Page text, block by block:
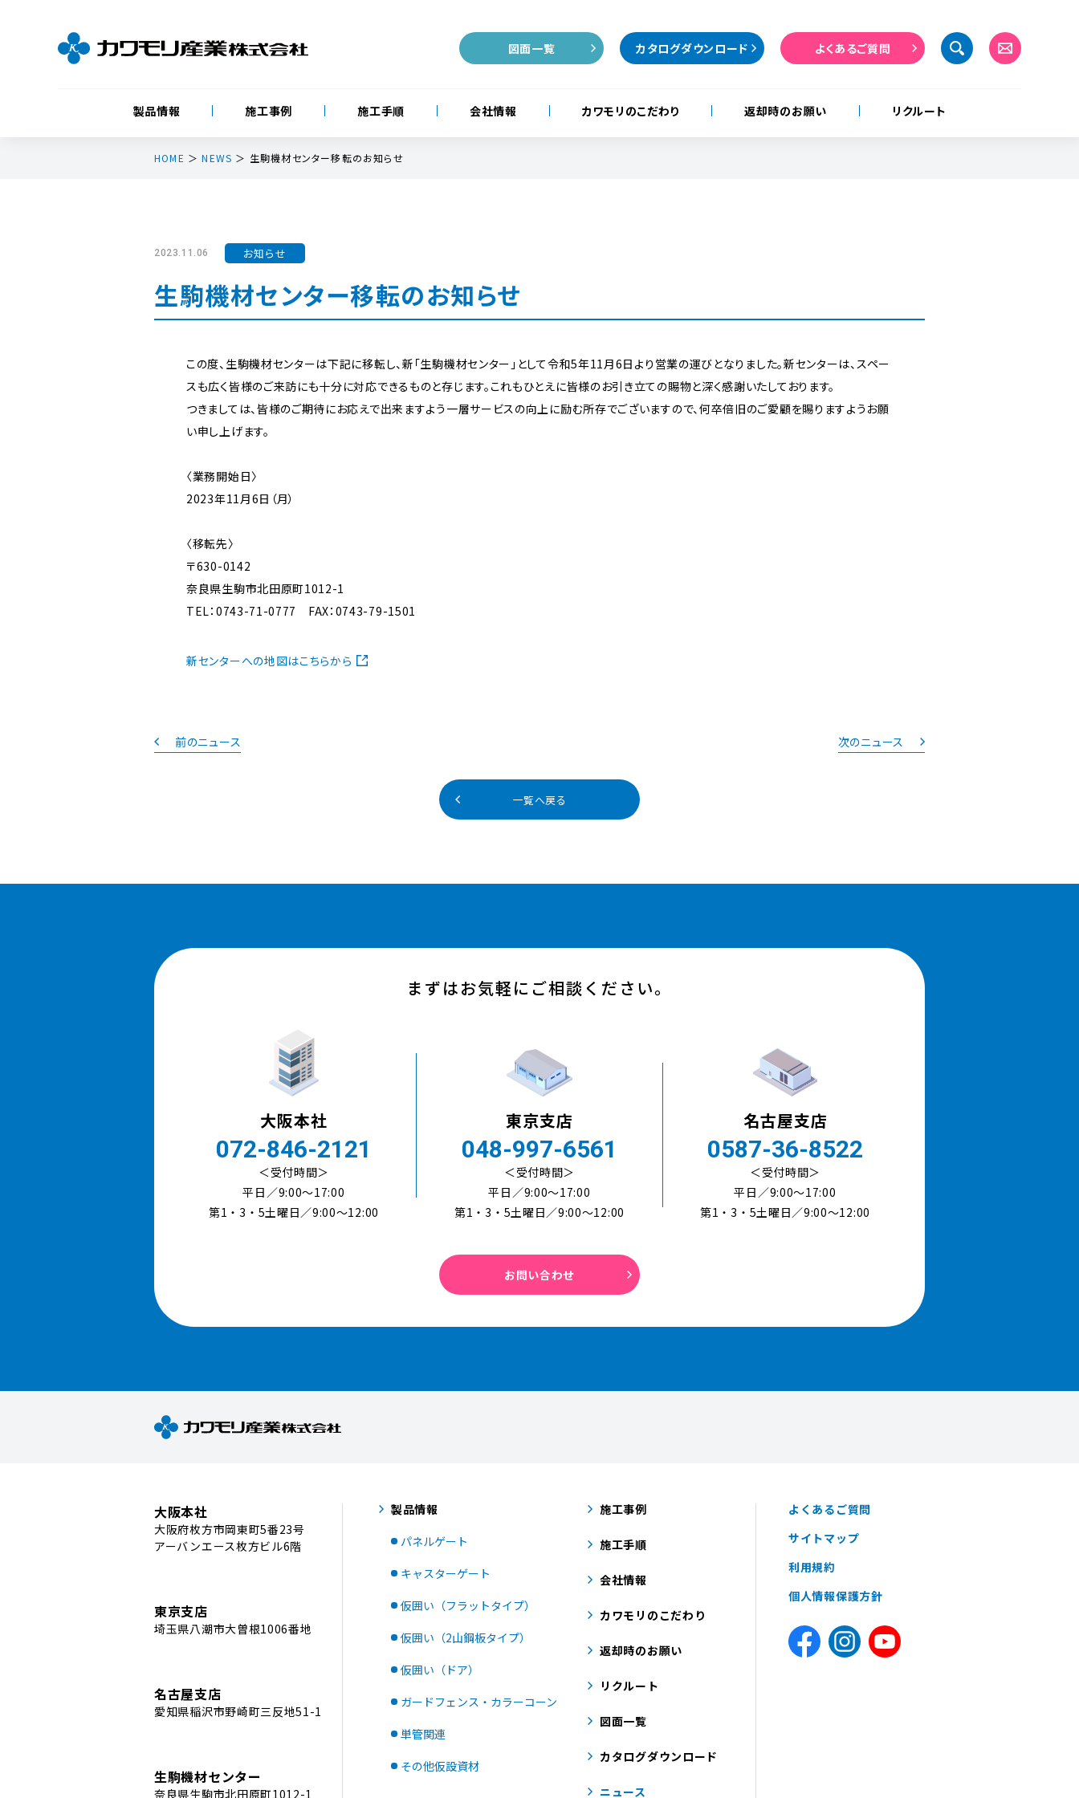
図面一覧 カタログダウンロード よくあるご質問
製品情報 施工事例 施工手順 会社情報 カワモリのこだわり 返却時のお願い リクルート
HOME ＞NEWS ＞ 生駒機材センター移転のお知らせ
2023.11.06 お知らせ
生駒機材センター移転のお知らせ
この度、生駒機材センターは下記に移転し、新「生駒機材センター」として令和5年11月6日より営業の運びとなりました。新センターは、スペー
スも広く皆様のご来訪にも十分に対応できるものと存じます。これもひとえに皆様のお引き立ての賜物と深く感謝いたしております。
つきましては、皆様のご期待にお応えで出来ますよう一層サービスの向上に励む所存でございますので、何卒倍旧のご愛顧を賜りますようお願
い申し上げます。
〈業務開始日〉
2023年11月6日（月）
〈移転先〉
〒630-0142
奈良県生駒市北田原町1012-1
TEL：0743-71-0777 FAX：0743-79-1501
新センターへの地図はこちらから
前のニュース 次のニュース
一覧へ戻る
まずはお気軽にご相談ください。
大阪本社
072-846-2121
＜受付時間＞
平日／9:00〜17:00
第1・3・5土曜日／9:00～12:00
東京支店
048-997-6561
＜受付時間＞
平日／9:00〜17:00
第1・3・5土曜日／9:00～12:00
名古屋支店
0587-36-8522
＜受付時間＞
平日／9:00〜17:00
第1・3・5土曜日／9:00～12:00
お問い合わせ
大阪本社
大阪府枚方市岡東町5番23号
アーバンエース枚方ビル6階
東京支店
埼玉県八潮市大曽根1006番地
名古屋支店
愛知県稲沢市野崎町三反地51-1
生駒機材センター
奈良県生駒市北田原町1012-1
製品情報
パネルゲート
キャスターゲート
仮囲い（フラットタイプ）
仮囲い（2山鋼板タイプ）
仮囲い（ドア）
ガードフェンス・カラーコーン
単管関連
その他仮設資材
施工事例
施工手順
会社情報
カワモリのこだわり
返却時のお願い
リクルート
図面一覧
カタログダウンロード
ニュース
よくあるご質問
サイトマップ
利用規約
個人情報保護方針